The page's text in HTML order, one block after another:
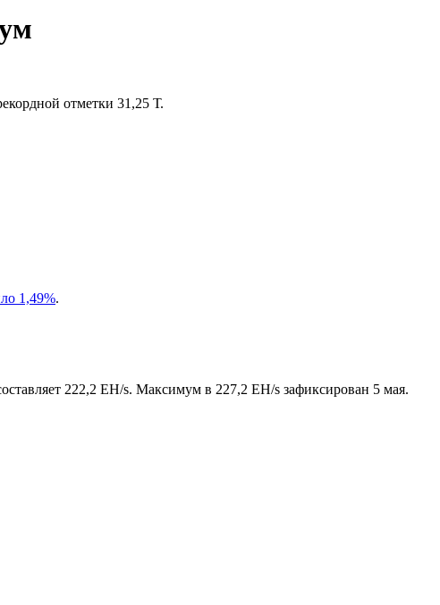
отметки 31,25 Т.
1,49%.
222,2 EH/s. Максимум в 227,2 EH/s зафиксирован 5 мая.